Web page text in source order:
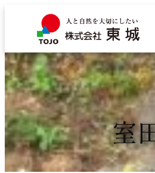
ス
キ
ッ
プ
室